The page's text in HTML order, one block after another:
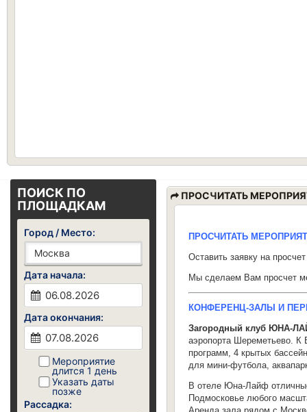
ПОИСК ПО
ПЛОЩАДКАМ
Город / Место:
Дата начала:
Дата окончания:
Мероприятие
длится 1 день
Указать даты
позже
Рассадка:
ПРОСЧИТАТЬ
ПРОСЧИТАТЬ
Оставить заявку на
Мы сделаем Вам просчет
КОНФЕРЕНЦ-ЗАЛЫ И
Загородный клуб ЮНА-
аэропорта Шереметьево.
программ, 4 крытых
для мини-футбола,
В отеле Юна-Лайф
Подмосковье любого